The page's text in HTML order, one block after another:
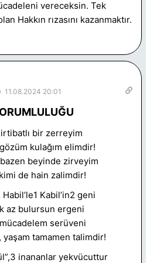
vereceksin. Tek
Hakkın rızasını kazanmaktır.
11.08.2024 20:01
bir zerreyim
kulağım elimdir!
bazen beyinde zirveyim
kimi de hain zalimdir!
Habil’le1 Kabil’in2 geni
az bulursun ergeni
serüveni
yaşam tamamen talimdir!
inananlar yekvücuttur